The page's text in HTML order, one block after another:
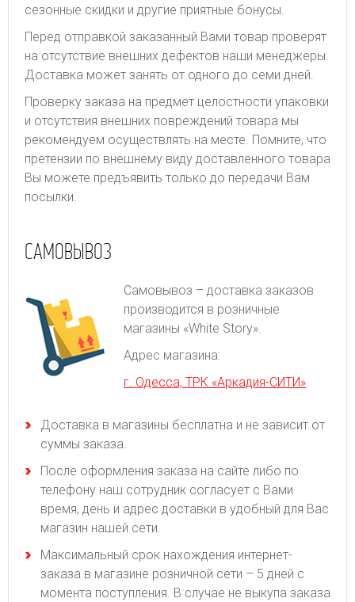
сезонные скидки и другие приятные бонусы.
Перед отправкой заказанный Вами товар проверят
на отсутствие внешних дефектов наши менеджеры.
Доставка может занять от одного до семи дней.
Проверку заказа на предмет целостности упаковки
и отсутствия внешних повреждений товара мы
рекомендуем осуществлять на месте. Помните, что
претензии по внешнему виду доставленного товара
Вы можете предъявить только до передачи Вам
посылки.
САМОВЫВОЗ
Самовывоз – доставка заказов
производится в розничные
магазины «White Story».
Адрес магазина:
г. Одесса, ТРК «Аркадия-СИТИ»
Доставка в магазины бесплатна и не зависит от
суммы заказа.
После оформления заказа на сайте либо по
телефону наш сотрудник согласует с Вами
время, день и адрес доставки в удобный для Вас
магазин нашей сети.
Максимальный срок нахождения интернет-
заказа в магазине розничной сети – 5 дней с
момента поступления. В случае не выкупа заказа